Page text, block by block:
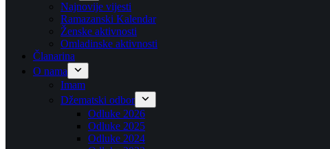
Najnovije vijesti
Ramazanski Kalendar
Ženske aktivnosti
Omladinske aktivnosti
Članarina
O nama
Imam
Džematski odbor
Odluke 2026
Odluke 2025
Odluke 2024